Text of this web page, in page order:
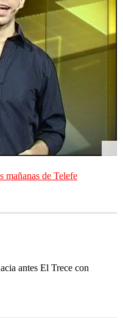
de Telefe
antes El Trece con